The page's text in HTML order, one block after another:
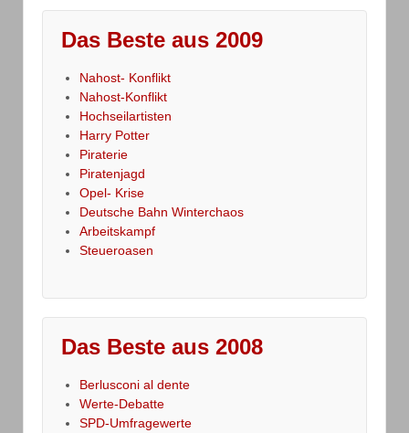
Das Beste aus 2009
Nahost- Konflikt
Nahost-Konflikt
Hochseilartisten
Harry Potter
Piraterie
Piratenjagd
Opel- Krise
Deutsche Bahn Winterchaos
Arbeitskampf
Steueroasen
Das Beste aus 2008
Berlusconi al dente
Werte-Debatte
SPD-Umfragewerte